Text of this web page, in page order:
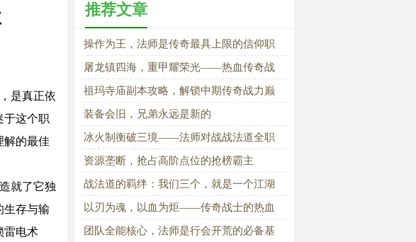
是真正依
于这个职
解的最佳
就了它独
生存与输
雷电术
推荐文章
操作为王，法师是传奇最具上限的信仰职
业
屠龙镇四海，重甲耀荣光——热血传奇战
士神兵装备情怀史诗
祖玛寺庙副本攻略，解锁中期传奇战力巅
峰
装备会旧，兄弟永远是新的
冰火制衡破三境——法师对战战法道全职
业高阶PK实战详解
资源垄断，抢占高阶点位的抢榜霸主
战法道的羁绊：我们三个，就是一个江湖
以刃为魂，以血为炬——传奇战士的热血
征程
团队全能核心，法师是行会开荒的必备基